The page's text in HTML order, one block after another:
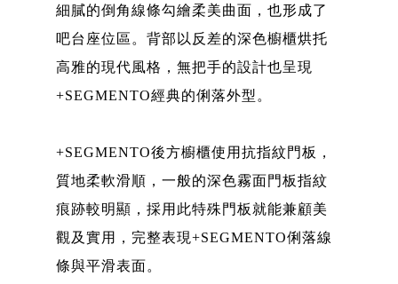
細膩的倒角線條勾繪柔美曲面，也形成了
吧台座位區。背部以反差的深色櫥櫃烘托
高雅的現代風格，無把手的設計也呈現
+SEGMENTO經典的俐落外型。
+SEGMENTO後方櫥櫃使用抗指紋門板，
質地柔軟滑順，一般的深色霧面門板指紋
痕跡較明顯，採用此特殊門板就能兼顧美
觀及實用，完整表現+SEGMENTO俐落線
條與平滑表面。